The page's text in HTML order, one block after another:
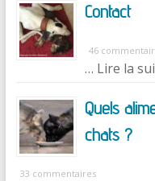
Contact
46
… Lire la
Quels
chats ?
33 commentaires